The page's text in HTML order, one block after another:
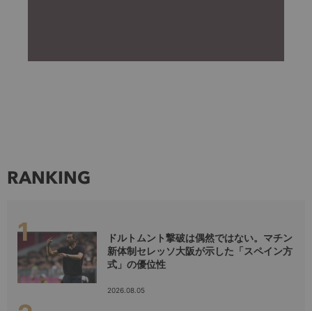
RANKING
ドルトムント撃破は偶然ではない。マチン
新体制セレッソ大阪が示した「スペイン方
式」の優位性
2026.08.05